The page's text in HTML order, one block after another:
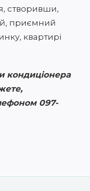
створивши,
приємний
квартирі
кондиціонера
097-